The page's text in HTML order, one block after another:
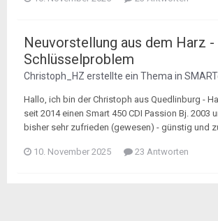
Neuvorstellung aus dem Harz -
Schlüsselproblem
Christoph_HZ erstellte ein Thema in
Hallo, ich bin der Christoph aus Quedlinburg -
seit 2014 einen Smart 450 CDI Passion Bj. 2003
bisher sehr zufrieden (gewesen) - günstig und
10. November 2025 23 Antworten